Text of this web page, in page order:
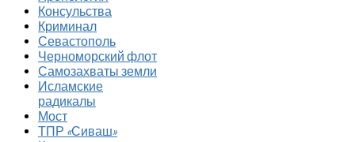
Консульства
Криминал
Севастополь
Черноморский флот
Самозахваты земли
Исламские
радикалы
Мост
ТПР «Сиваш»